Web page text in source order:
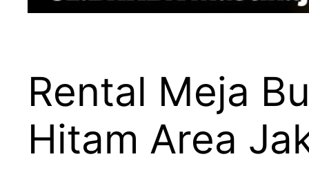
Rental Meja
Hitam Area